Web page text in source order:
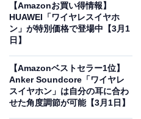
【Amazonお買い得情報】
HUAWEI「ワイヤレスイヤホ
ン」が特別価格で登場中【3月1
日】
【Amazonベストセラー1位】
Anker Soundcore「ワイヤレ
スイヤホン」は自分の耳に合わ
せた角度調節が可能【3月1日】